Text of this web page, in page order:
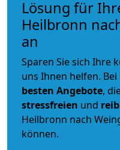
Lösung für
Heilbronn
an
Sparen Sie sich Ihre
uns Ihnen helfen.
besten Angebote,
stressfreien und
Heilbronn nach
können.